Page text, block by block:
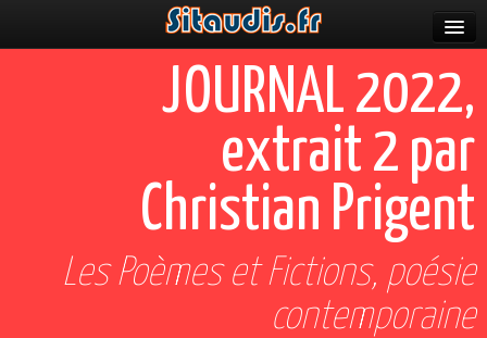
Célébrations
JOURNAL 2022,
extrait 2 par
Christian Prigent
Les Poèmes et Fictions, poésie
contemporaine